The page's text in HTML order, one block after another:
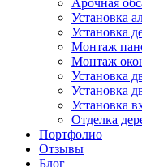
Арочная
Установка
Установка
Монтаж
Монтаж
Установка
Установка
Установка
Отделка
Портфолио
Отзывы
Блог